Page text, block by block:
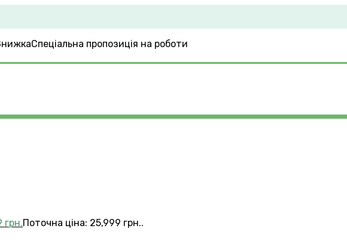
Спеціальна пропозиція на роботи
грн.Поточна ціна: 25,999 грн..